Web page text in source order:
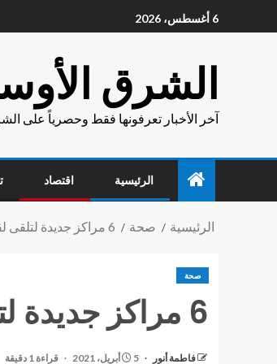
6 أغسطس، 2026
الشرق
آخر الأخبار تعرفونها فقط وحصرياً على
الرئيسية اقتصاد
الرئيسية صحة 6 مراكز جديدة لتلقى لقاح كورونا بالدقهلية
صحة
6 مراكز جديدة لتلقى لقاح كورونا بالدقهلية
فاطمة أنور 5 أبريل، 2021 قراءة 1 دقيقة